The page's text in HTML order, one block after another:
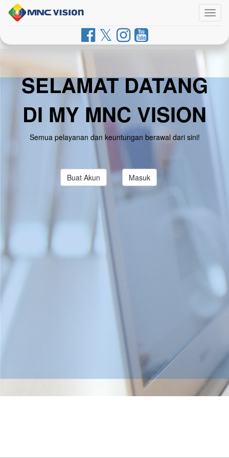
SELAMAT DATANG
DI MY MNC VISION
Semua pelayanan dan keuntungan berawal dari sini!
Buat Akun Masuk